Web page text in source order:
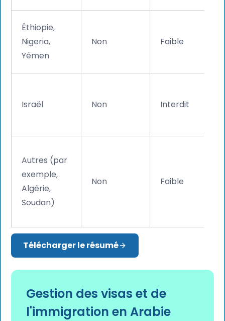
Éthiopie,
Nigeria,
Yémen
Non Faible
Israël Non Interdit
Autres (par
exemple,
Algérie,
Soudan)
Non Faible
Télécharger le résumé
Gestion des visas et de
l'immigration en Arabie